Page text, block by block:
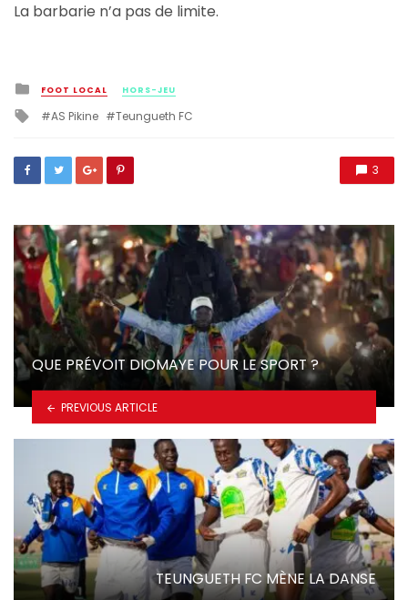
La barbarie n’a pas de limite.
Posted
in
FOOT LOCAL HORS-JEU
Tagged
AS Pikine Teungueth FC
3
QUE PRÉVOIT DIOMAYE POUR LE SPORT ?
PREVIOUS ARTICLE
TEUNGUETH FC MÈNE LA DANSE